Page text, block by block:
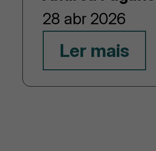
28 abr 2026
Ler mais